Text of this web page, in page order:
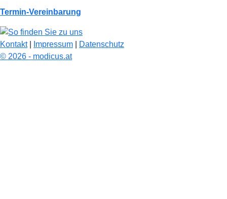
Termin-Vereinbarung
Kontakt| Impressum
Datenschutz
© 2026 - modicus.at